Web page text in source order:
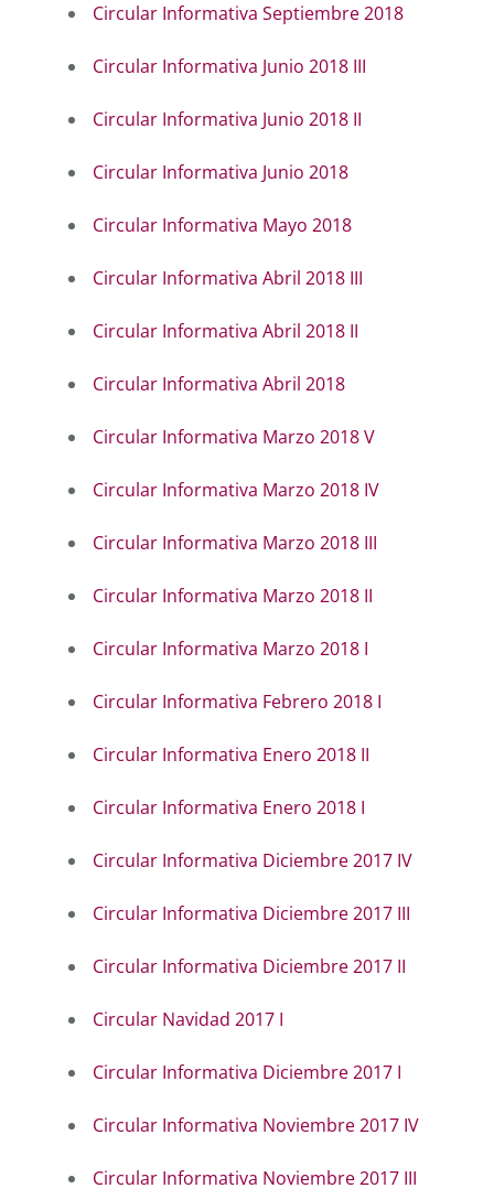
Circular Informativa Septiembre 2018
Circular Informativa Junio 2018 III
Circular Informativa Junio 2018 II
Circular Informativa Junio 2018
Circular Informativa Mayo 2018
Circular Informativa Abril 2018 III
Circular Informativa Abril 2018 II
Circular Informativa Abril 2018
Circular Informativa Marzo 2018 V
Circular Informativa Marzo 2018 IV
Circular Informativa Marzo 2018 III
Circular Informativa Marzo 2018 II
Circular Informativa Marzo 2018 I
Circular Informativa Febrero 2018 I
Circular Informativa Enero 2018 II
Circular Informativa Enero 2018 I
Circular Informativa Diciembre 2017 IV
Circular Informativa Diciembre 2017 III
Circular Informativa Diciembre 2017 II
Circular Navidad 2017 I
Circular Informativa Diciembre 2017 I
Circular Informativa Noviembre 2017 IV
Circular Informativa Noviembre 2017 III